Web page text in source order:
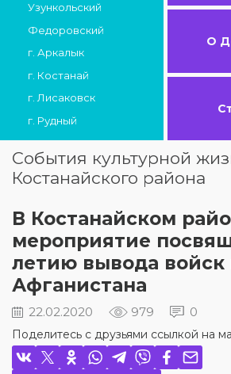
Узункольский
Федоровский
г. Аркалык
г. Костанай
г. Лисаковск
г. Рудный
О
События культурной
Костанайского района
В Костанайском
мероприятие
летию вывода войск
Афганистана
22.02.2020 979 0
Поделитесь с друзьями ссылкой на